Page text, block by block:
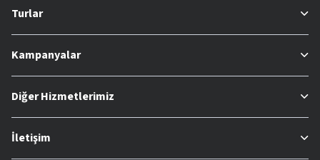
Turlar
Kampanyalar
Diğer Hizmetlerimiz
İletişim